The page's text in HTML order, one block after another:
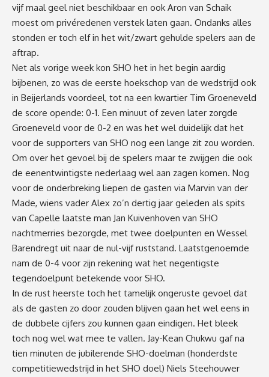
vijf maal geel niet beschikbaar en ook Aron van Schaik
moest om privéredenen verstek laten gaan. Ondanks alles
stonden er toch elf in het wit/zwart gehulde spelers aan de
aftrap.
Net als vorige week kon SHO het in het begin aardig
bijbenen, zo was de eerste hoekschop van de wedstrijd ook
in Beijerlands voordeel, tot na een kwartier Tim Groeneveld
de score opende: 0-1. Een minuut of zeven later zorgde
Groeneveld voor de 0-2 en was het wel duidelijk dat het
voor de supporters van SHO nog een lange zit zou worden.
Om over het gevoel bij de spelers maar te zwijgen die ook
de eenentwintigste nederlaag wel aan zagen komen. Nog
voor de onderbreking liepen de gasten via Marvin van der
Made, wiens vader Alex zo’n dertig jaar geleden als spits
van Capelle laatste man Jan Kuivenhoven van SHO
nachtmerries bezorgde, met twee doelpunten en Wessel
Barendregt uit naar de nul-vijf ruststand. Laatstgenoemde
nam de 0-4 voor zijn rekening wat het negentigste
tegendoelpunt betekende voor SHO.
In de rust heerste toch het tamelijk ongeruste gevoel dat
als de gasten zo door zouden blijven gaan het wel eens in
de dubbele cijfers zou kunnen gaan eindigen. Het bleek
toch nog wel wat mee te vallen. Jay-Kean Chukwu gaf na
tien minuten de jubilerende SHO-doelman (honderdste
competitiewedstrijd in het SHO doel) Niels Steehouwer